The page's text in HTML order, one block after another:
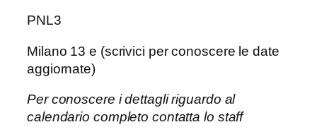
PNL3
Milano 13 e (scrivici per conoscere le date
aggiornate)
Per conoscere i dettagli riguardo al
calendario completo contatta lo staff